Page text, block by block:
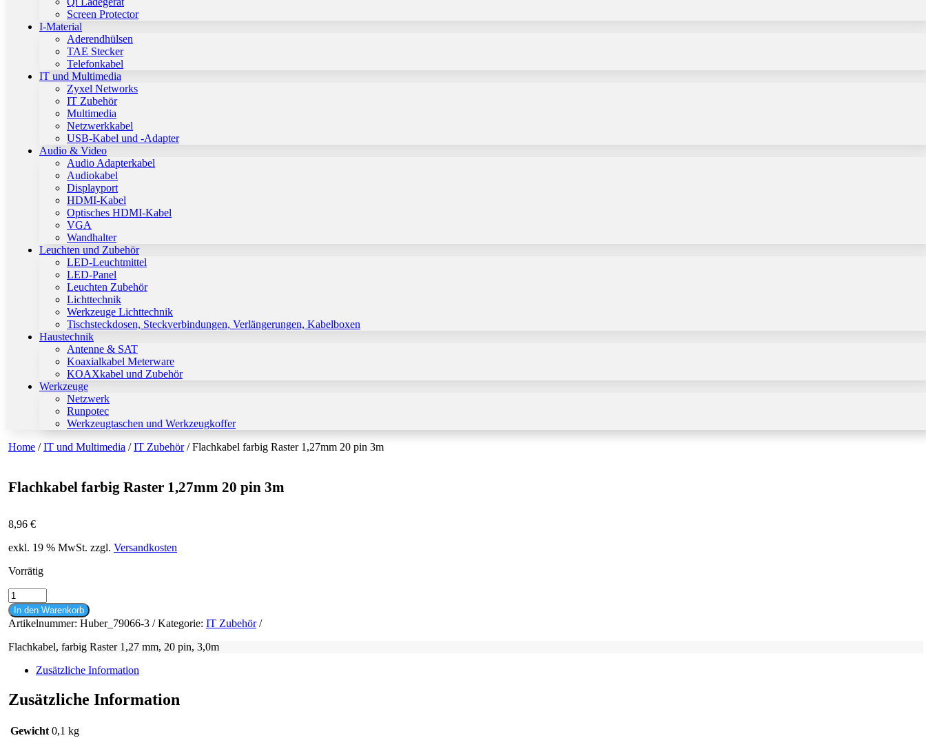
Screen Protector
I-Material
Aderendhülsen
TAE Stecker
Telefonkabel
IT und Multimedia
Zyxel Networks
IT Zubehör
Multimedia
Netzwerkkabel
USB-Kabel und -Adapter
Audio & Video
Audio Adapterkabel
Audiokabel
Displayport
HDMI-Kabel
Optisches HDMI-Kabel
VGA
Wandhalter
Leuchten und Zubehör
LED-Leuchtmittel
LED-Panel
Leuchten Zubehör
Lichttechnik
Werkzeuge Lichttechnik
Tischsteckdosen, Steckverbindungen, Verlängerungen, Kabelboxen
Haustechnik
Antenne & SAT
Koaxialkabel Meterware
KOAXkabel und Zubehör
Werkzeuge
Netzwerk
Runpotec
Werkzeugtaschen und Werkzeugkoffer
Home /IT und Multimedia /IT Zubehör/ Flachkabel farbig Raster 1,27mm 20 pin 3m
Flachkabel farbig Raster 1,27mm 20 pin 3m
8,96 €
exkl. 19 % MwSt. zzgl. Versandkosten
Vorrätig
Flachkabel
farbig
Raster
1,27mm
20
In den Warenkorb
Artikelnummer: Huber_79066-3 Kategorie: IT Zubehör
Flachkabel, farbig Raster 1,27 mm, 20 pin, 3,0m
Zusätzliche Information
Zusätzliche Information
Gewicht 0,1 kg